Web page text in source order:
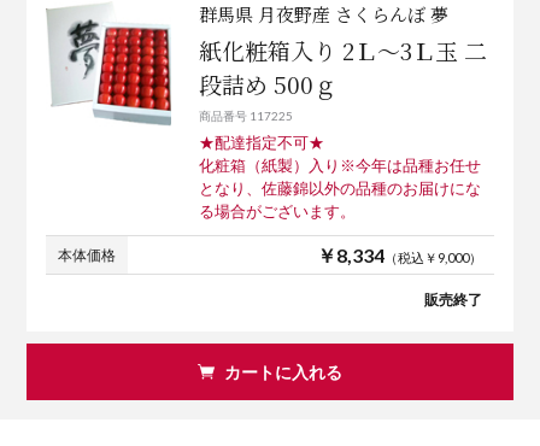
群馬県 月夜野産 さくらんぼ 夢
紙化粧箱入り 2Ｌ～3Ｌ玉 二
段詰め 500ｇ
商品番号 117225
★配達指定不可★
化粧箱（紙製）入り※今年は品種お任せ
となり、佐藤錦以外の品種のお届けにな
る場合がございます。
本体価格 ￥8,334（税込￥9,000）
販売終了
カートに入れる